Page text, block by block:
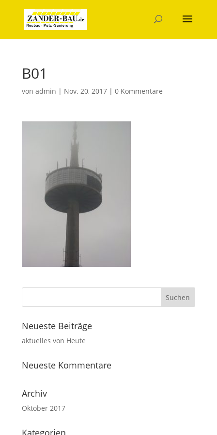
B01
von admin | Nov. 20, 2017| 0 Kommentare
Neueste Beiträge
aktuelles von Heute
Neueste Kommentare
Archiv
Oktober 2017
Kategorien